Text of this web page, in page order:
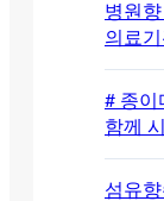
병원
의료
# 종이
함께
섬유